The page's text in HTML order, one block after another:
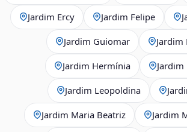
Jardim Ercy Jardim Felipe
Jardim Guiomar Jardim
Jardim Hermínia
Jardim Leopoldina
Jardim Maria Beatriz Jardim